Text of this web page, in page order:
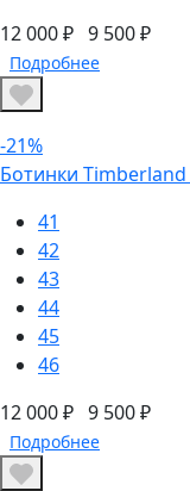
12 000 ₽ 9 500 ₽
Подробнее
-21%
Ботинки
41
42
43
44
45
46
12 000 ₽ 9 500 ₽
Подробнее